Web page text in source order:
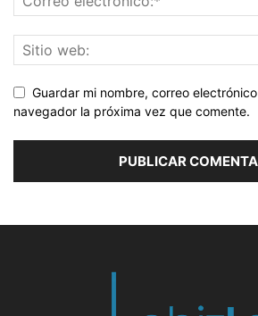
Guardar mi nombre, correo
navegador la próxima vez que comente.